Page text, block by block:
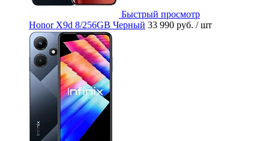
Быстрый просмотр
Honor X9d 8/256GB Черный 33 990 руб. / шт